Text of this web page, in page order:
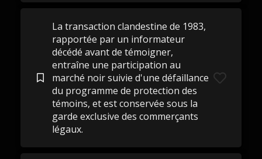
La transaction clandestine de 1983,
rapportée par un informateur
décédé avant de témoigner,
entraîne une participation au
marché noir suivie d'une défaillance
du programme de protection des
témoins, et est conservée sous la
garde exclusive des commerçants
légaux.